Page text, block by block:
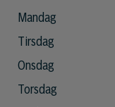
Mandag
Tirsdag
Onsdag
Torsdag